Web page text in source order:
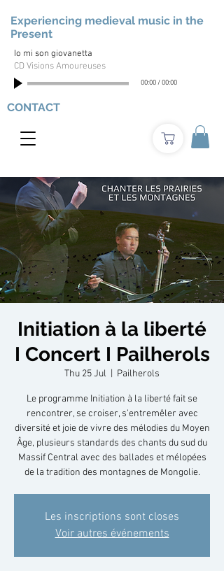
Experiencing medieval music in the
Present
Io mi son giovanetta
CD Visions Amoureuses
00:00/00:00
CONTACT
Initiation à la liberté
I Concert I Pailherols
Thu 25 Jul
  |
Pailherols
Le programme Initiation à la liberté fait se
rencontrer, se croiser, s’entremêler avec
diversité et joie de vivre des mélodies du Moyen
Âge, plusieurs standards des chants du sud du
Massif Central avec des ballades et mélopées
de la tradition des montagnes de Mongolie.
Les inscriptions sont closes
Voir autres événements